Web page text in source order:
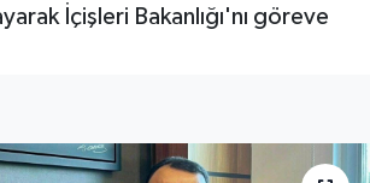
İçişleri Bakanlığı'nı göreve